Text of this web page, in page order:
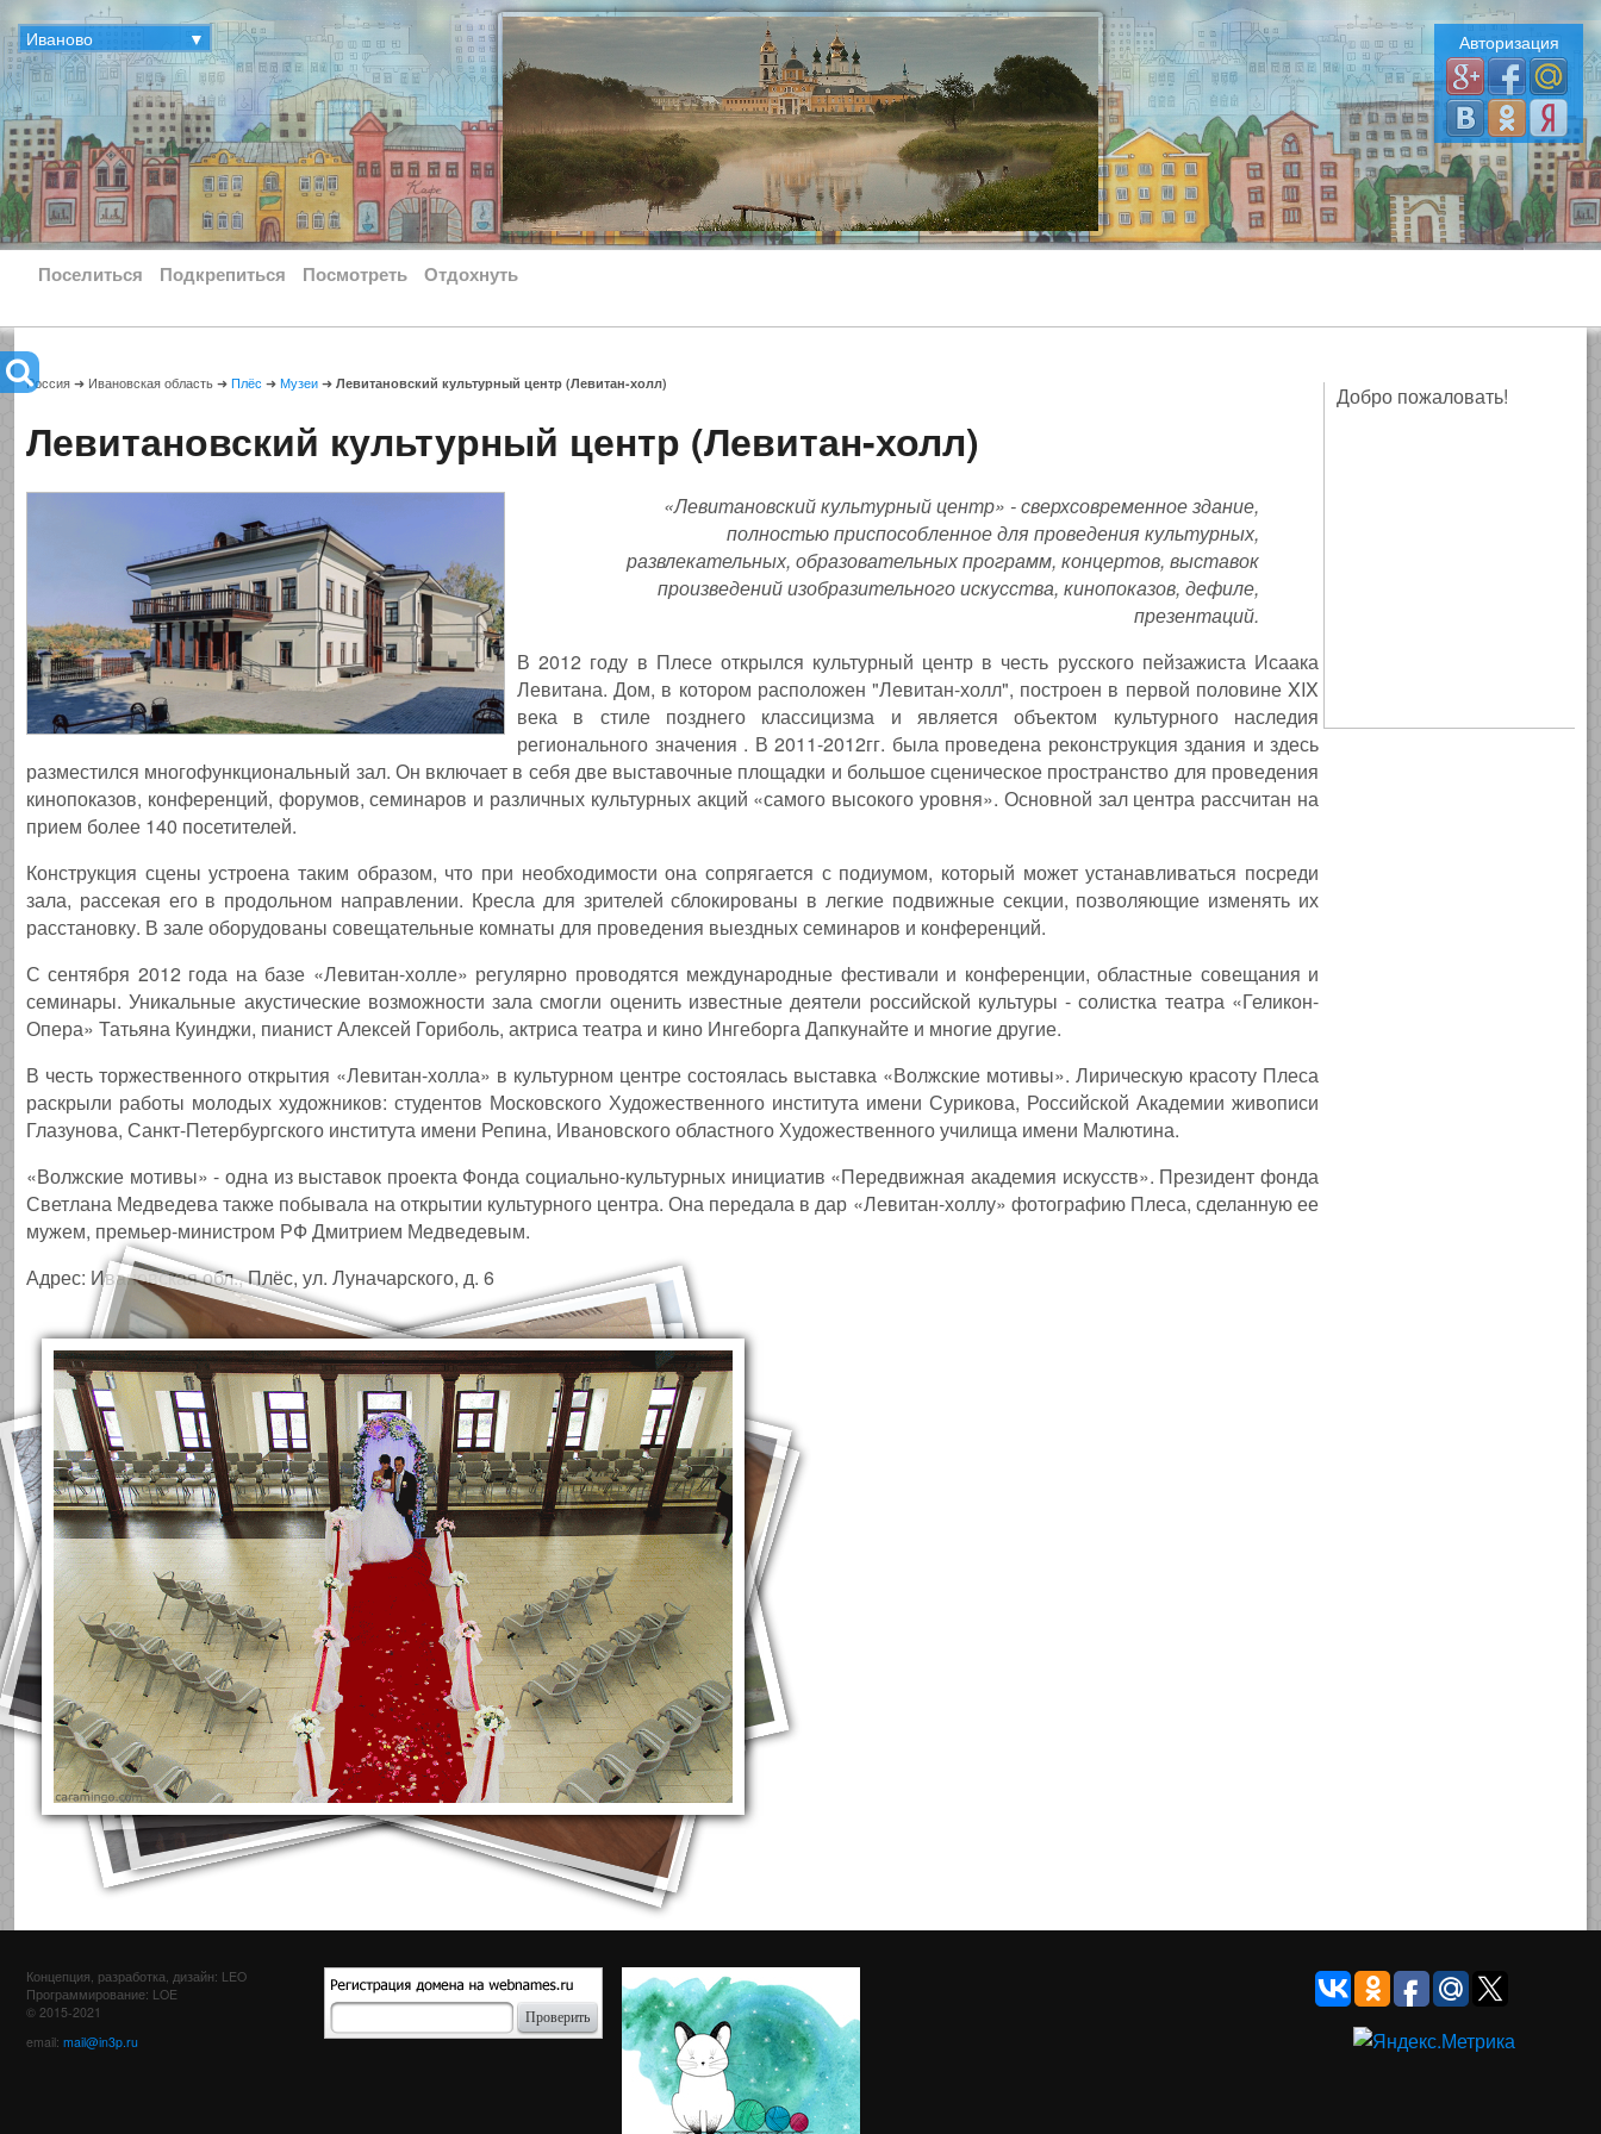
Иваново ▼ Авторизация
Поселиться Подкрепиться Посмотреть Отдохнуть
Добро пожаловать!
Россия ➜ Ивановская область ➜ Плёс ➜ Музеи ➜ Левитановский культурный центр (Левитан-холл)
Левитановский культурный центр (Левитан-холл)
«Левитановский культурный центр» - сверхсовременное здание,
полностью приспособленное для проведения культурных,
развлекательных, образовательных программ, концертов, выставок
произведений изобразительного искусства, кинопоказов, дефиле,
презентаций.
В 2012 году в Плесе открылся культурный центр в честь русского пейзажиста Исаака
Левитана. Дом, в котором расположен "Левитан-холл", построен в первой половине XIX
века в стиле позднего классицизма и является объектом культурного наследия
регионального значения . В 2011-2012гг. была проведена реконструкция здания и здесь
разместился многофункциональный зал. Он включает в себя две выставочные площадки и большое сценическое пространство для проведения
кинопоказов, конференций, форумов, семинаров и различных культурных акций «самого высокого уровня». Основной зал центра рассчитан на
прием более 140 посетителей.
Конструкция сцены устроена таким образом, что при необходимости она сопрягается с подиумом, который может устанавливаться посреди
зала, рассекая его в продольном направлении. Кресла для зрителей сблокированы в легкие подвижные секции, позволяющие изменять их
расстановку. В зале оборудованы совещательные комнаты для проведения выездных семинаров и конференций.
С сентября 2012 года на базе «Левитан-холле» регулярно проводятся международные фестивали и конференции, областные совещания и
семинары. Уникальные акустические возможности зала смогли оценить известные деятели российской культуры - солистка театра «Геликон-
Опера» Татьяна Куинджи, пианист Алексей Гориболь, актриса театра и кино Ингеборга Дапкунайте и многие другие.
В честь торжественного открытия «Левитан-холла» в культурном центре состоялась выставка «Волжские мотивы». Лирическую красоту Плеса
раскрыли работы молодых художников: студентов Московского Художественного института имени Сурикова, Российской Академии живописи
Глазунова, Санкт-Петербургского института имени Репина, Ивановского областного Художественного училища имени Малютина.
«Волжские мотивы» - одна из выставок проекта Фонда социально-культурных инициатив «Передвижная академия искусств». Президент фонда
Светлана Медведева также побывала на открытии культурного центра. Она передала в дар «Левитан-холлу» фотографию Плеса, сделанную ее
мужем, премьер-министром РФ Дмитрием Медведевым.
Адрес: Ивановская обл., Плёс, ул. Луначарского, д. 6
Концепция, разработка, дизайн: LEO
Программирование: LOE
© 2015-2021
email: mail@in3p.ru